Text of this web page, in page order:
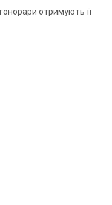
отримують її